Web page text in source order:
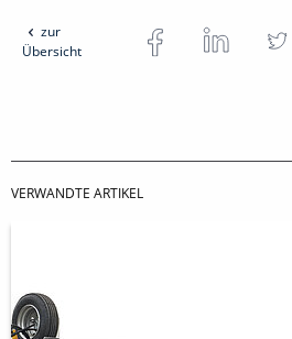
zur
Übersicht
VERWANDTE ARTIKEL